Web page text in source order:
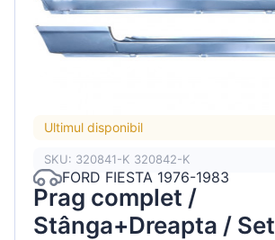
Ultimul disponibil
SKU: 320841-K 320842-K
FORD FIESTA 1976-1983
Prag complet /
Stânga+Dreapta / Set